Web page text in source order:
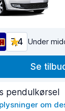
7,4 Under
Se
pendulkørsel
om